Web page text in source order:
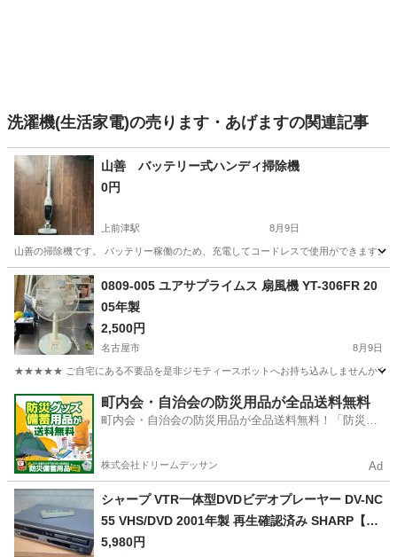
洗濯機(生活家電)の売ります・あげますの関連記事
山善 バッテリー式ハンディ掃除機
0円
上前津駅 8月9日
山善の掃除機です。 バッテリー稼働のため、充電してコードレスで使用ができます
愛知 名古屋市 生活家電
0809-005 ユアサプライムス 扇風機 YT-306FR 20
05年製
2,500円
名古屋市 8月9日
★★★★★ ご自宅にある不要品を是非ジモティースポットへお持ち込みしませんか？
愛知 名古屋市 季節、空調家電 現地
町内会・自治会の防災用品が全品送料無料
町内会・自治会の防災用品が全品送料無料！「防災備
株式会社ドリームデッサン Ad
シャープ VTR一体型DVDビデオプレーヤー DV-NC
55 VHS/DVD 2001年製 再生確認済み SHARP【モ
ノ市場安城店】013
5,980円